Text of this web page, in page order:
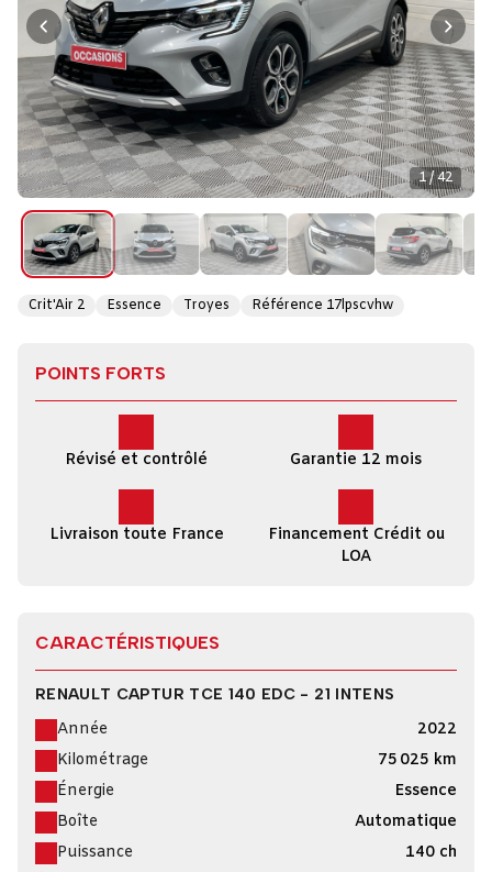
1 / 42
Crit'Air 2 Essence Troyes Référence 17lpscvhw
POINTS FORTS
Révisé et contrôlé Garantie 12 mois
Livraison toute France
Financement Crédit ou
LOA
CARACTÉRISTIQUES
RENAULT CAPTUR TCE 140 EDC - 21 INTENS
Année
2022
Kilométrage
75 025 km
Énergie
Essence
Boîte
Automatique
Puissance
140 ch